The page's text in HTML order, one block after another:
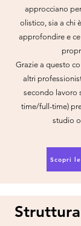
approcciano
olistico, sia a chi
approfondire e
Grazie a questo
altri
secondo lavoro
time/full-time)
studio
Scopri